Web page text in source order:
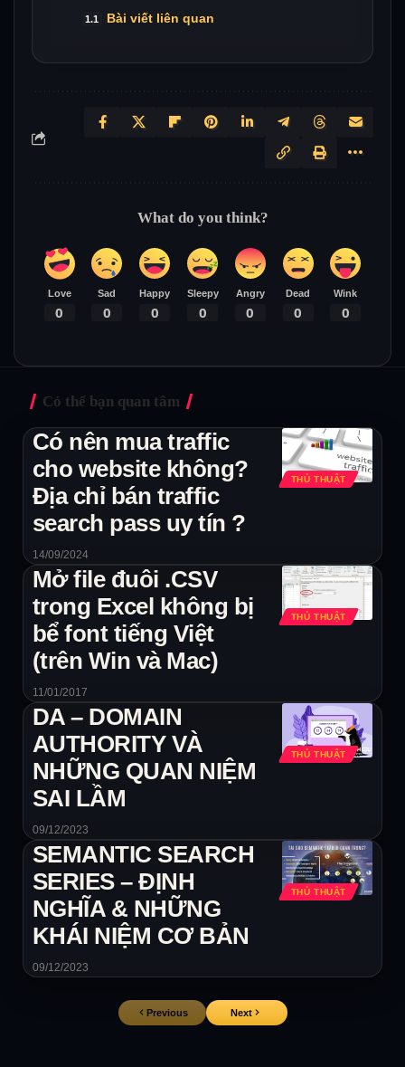
Bài viết liên quan
What do you think?
Love
0
Sad
0
Happy
0
Sleepy
0
Angry
0
Dead
0
Wink
0
Có thể bạn quan tâm
THỦ THUẬT
Có nên mua traffic
cho website không?
Địa chỉ bán traffic
search pass uy tín ?
14/09/2024
THỦ THUẬT
Mở file đuôi .CSV
trong Excel không bị
bể font tiếng Việt
(trên Win và Mac)
11/01/2017
THỦ THUẬT
DA – DOMAIN
AUTHORITY VÀ
NHỮNG QUAN NIỆM
SAI LẦM
09/12/2023
THỦ THUẬT
SEMANTIC SEARCH
SERIES – ĐỊNH
NGHĨA & NHỮNG
KHÁI NIỆM CƠ BẢN
09/12/2023
Previous Next